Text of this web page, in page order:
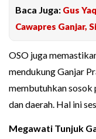
Baca Juga: Gus
Cawapres Ganjar,
OSO juga
mendukung Ganjar
membutuhkan
dan daerah. Hal ini
Megawati Tunjuk